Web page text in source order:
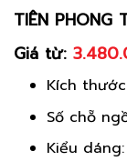
TIÊN PHONG
Giá từ:
Kích
Số chỗ
Kiểu dáng: